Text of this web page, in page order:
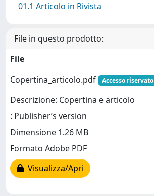
01.1 Articolo in Rivista
File in questo prodotto:
File
Copertina_articolo.pdf
Accesso riservato
Descrizione: Copertina e articolo
: Publisher’s version
Dimensione 1.26 MB
Formato Adobe PDF
Visualizza/Apri